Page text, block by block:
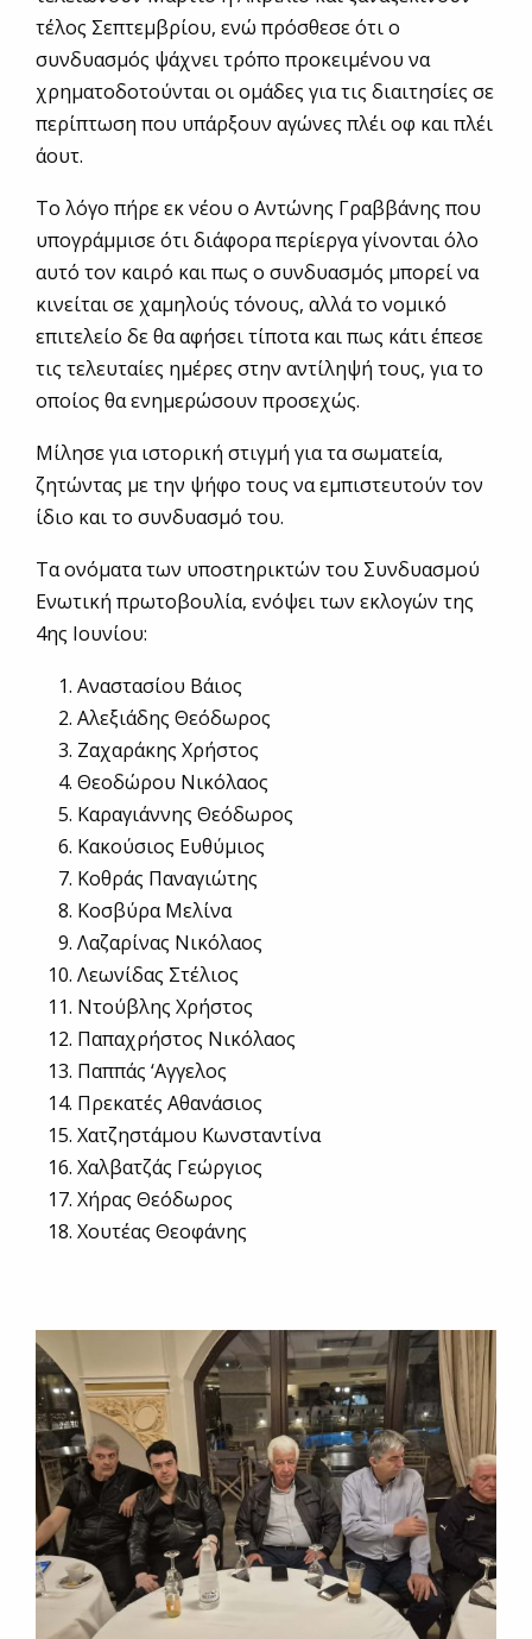
τέλος Σεπτεμβρίου, ενώ πρόσθεσε ότι ο
συνδυασμός ψάχνει τρόπο προκειμένου να
χρηματοδοτούνται οι ομάδες για τις διαιτησίες σε
περίπτωση που υπάρξουν αγώνες πλέι οφ και πλέι
άουτ.
Το λόγο πήρε εκ νέου ο Αντώνης Γραββάνης που
υπογράμμισε ότι διάφορα περίεργα γίνονται όλο
αυτό τον καιρό και πως ο συνδυασμός μπορεί να
κινείται σε χαμηλούς τόνους, αλλά το νομικό
επιτελείο δε θα αφήσει τίποτα και πως κάτι έπεσε
τις τελευταίες ημέρες στην αντίληψή τους, για το
οποίος θα ενημερώσουν προσεχώς.
Μίλησε για ιστορική στιγμή για τα σωματεία,
ζητώντας με την ψήφο τους να εμπιστευτούν τον
ίδιο και το συνδυασμό του.
Τα ονόματα των υποστηρικτών του Συνδυασμού
Ενωτική πρωτοβουλία, ενόψει των εκλογών της
4ης Ιουνίου:
Αναστασίου Βάιος
Αλεξιάδης Θεόδωρος
Ζαχαράκης Χρήστος
Θεοδώρου Νικόλαος
Καραγιάννης Θεόδωρος
Κακούσιος Ευθύμιος
Κοθράς Παναγιώτης
Κοσβύρα Μελίνα
Λαζαρίνας Νικόλαος
Λεωνίδας Στέλιος
Ντούβλης Χρήστος
Παπαχρήστος Νικόλαος
Παππάς ‘Αγγελος
Πρεκατές Αθανάσιος
Χατζηστάμου Κωνσταντίνα
Χαλβατζάς Γεώργιος
Χήρας Θεόδωρος
Χουτέας Θεοφάνης